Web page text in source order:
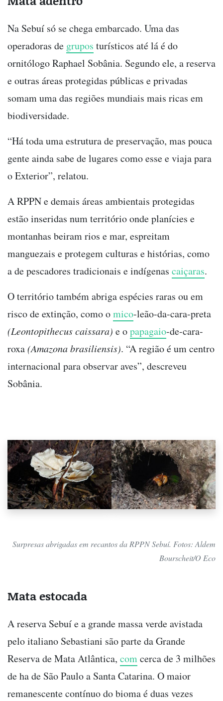
Na Sebuí só se chega embarcado. Uma das
operadoras de grupos turísticos até lá é do
ornitólogo Raphael Sobânia. Segundo ele, a reserva
e outras áreas protegidas públicas e privadas
somam uma das regiões mundiais mais ricas em
biodiversidade.
“Há toda uma estrutura de preservação, mas pouca
gente ainda sabe de lugares como esse e viaja para
o Exterior”, relatou.
A RPPN e demais áreas ambientais protegidas
estão inseridas num território onde planícies e
montanhas beiram rios e mar, espreitam
manguezais e protegem culturas e histórias, como
a de pescadores tradicionais e indígenas caiçaras.
O território também abriga espécies raras ou em
risco de extinção, como omico-leão-da-cara-preta
(Leontopithecus caissara) e opapagaio-de-cara-
roxa(Amazona brasiliensis). “A região é um centro
internacional para observar aves”, descreveu
Sobânia.
Surpresas abrigadas em recantos da RPPN Sebuí. Fotos: Aldem
Bourscheit/O Eco
Mata estocada
A reserva Sebuí e a grande massa verde avistada
pelo italiano Sebastiani são parte da Grande
Reserva de Mata Atlântica, comcerca de 3 milhões
de ha de São Paulo a Santa Catarina. O maior
remanescente contínuo do bioma é duas vezes